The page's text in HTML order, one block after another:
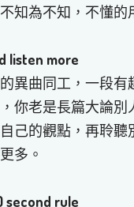
知為不知，不懂的
listen more
異曲同工，一段有
你老是長篇大論別
己的觀點，再聆聽
多。
second rule